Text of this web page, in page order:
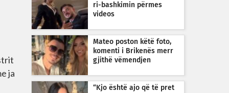
ja
ri-bashkimin përmes
videos
Mateo poston këtë foto,
komenti i Brikenës merr
gjithë vëmendjen
“Kjo është ajo që të pret